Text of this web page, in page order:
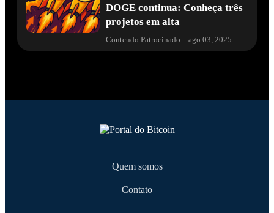
DOGE continua: Conheça três
projetos em alta
Conteudo Patrocinado ago 03, 2025
Quem somos
Contato